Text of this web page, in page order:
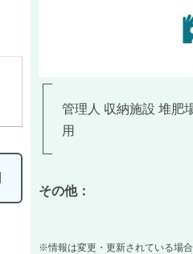
管理人 収納施設 堆肥
用
その他：
※情報は変更・更新されている場合